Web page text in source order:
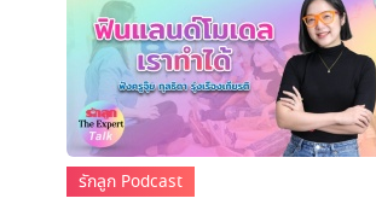
รักลูก Podcast